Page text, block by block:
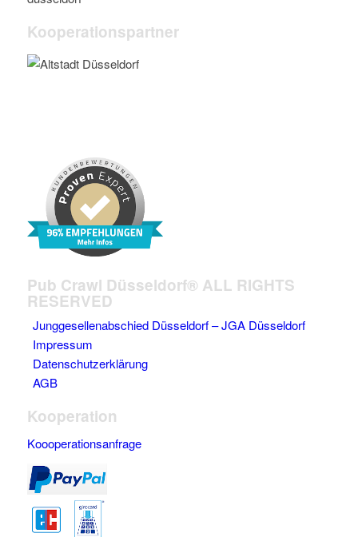
Kooperationspartner
Pub Crawl Düsseldorf® ALL RIGHTS
RESERVED
Junggesellenabschied Düsseldorf – JGA Düsseldorf
Impressum
Datenschutzerklärung
AGB
Kooperation
Koooperationsanfrage